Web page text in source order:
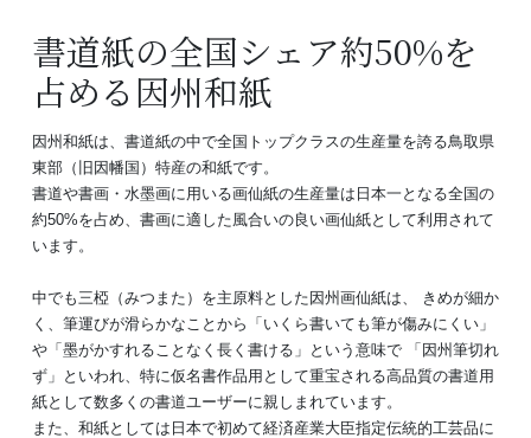
書道紙の全国シェア約50%を
占める因州和紙
因州和紙は、書道紙の中で全国トップクラスの生産量を誇る鳥取県
東部（旧因幡国）特産の和紙です。
書道や書画・水墨画に用いる画仙紙の生産量は日本一となる全国の
約50%を占め、書画に適した風合いの良い画仙紙として利用されて
います。
中でも三椏（みつまた）を主原料とした因州画仙紙は、 きめが細か
く、筆運びが滑らかなことから「いくら書いても筆が傷みにくい」
や「墨がかすれることなく長く書ける」という意味で 「因州筆切れ
ず」といわれ、特に仮名書作品用として重宝される高品質の書道用
紙として数多くの書道ユーザーに親しまれています。
また、和紙としては日本で初めて経済産業大臣指定伝統的工芸品に